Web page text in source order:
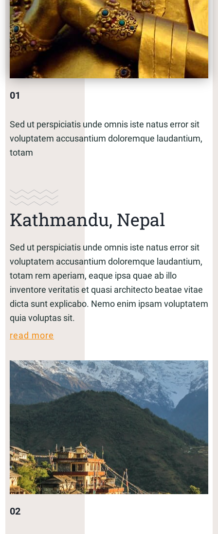
01
Sed ut perspiciatis unde omnis iste natus error sit
voluptatem accusantium doloremque laudantium,
totam
Kathmandu, Nepal
Sed ut perspiciatis unde omnis iste natus error sit
voluptatem accusantium doloremque laudantium,
totam rem aperiam, eaque ipsa quae ab illo
inventore veritatis et quasi architecto beatae vitae
dicta sunt explicabo. Nemo enim ipsam voluptatem
quia voluptas sit.
read more
02